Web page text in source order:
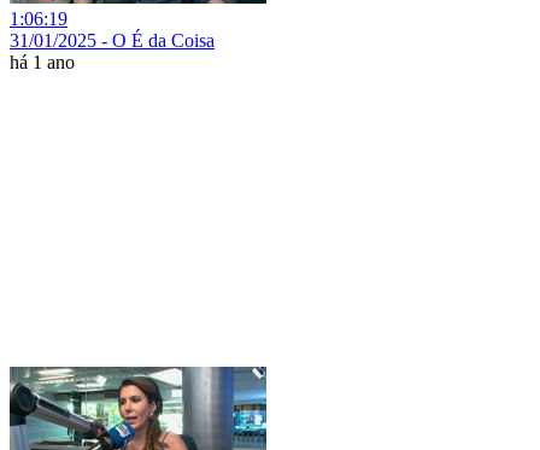
1:06:19
31/01/2025 - O É da Coisa
há 1 ano